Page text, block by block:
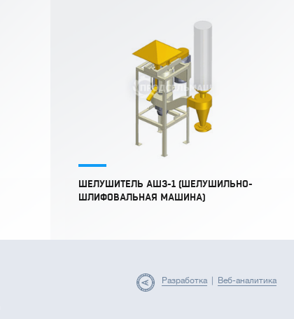
ШЕЛУШИТЕЛЬ АШЗ-1 (ШЕЛУШИЛЬНО-
ШЛИФОВАЛЬНАЯ МАШИНА)
Разработка| Веб-аналитика